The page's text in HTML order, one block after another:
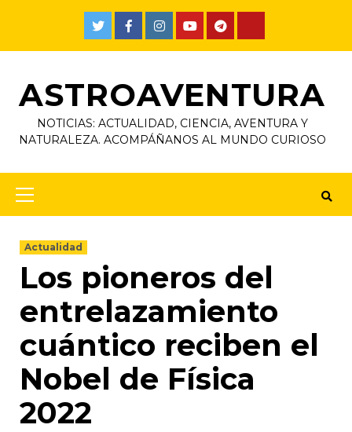
ASTROAVENTURA
NOTICIAS: ACTUALIDAD, CIENCIA, AVENTURA Y
NATURALEZA. ACOMPÁÑANOS AL MUNDO CURIOSO
Actualidad
Los pioneros del
entrelazamiento
cuántico reciben el
Nobel de Física
2022